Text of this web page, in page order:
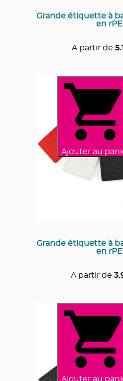
Grande étiquette à
en
A partir de
Ajouter au
Grande étiquette à
en
A partir de
Ajouter au